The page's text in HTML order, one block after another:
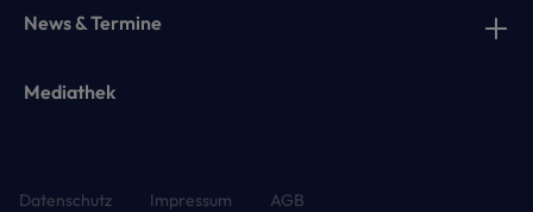
News & Termine
Mediathek
Datenschutz Impressum AGB